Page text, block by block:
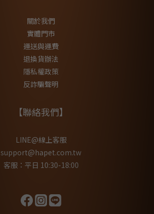
關於我們
實體門市
運送與運費
退換貨辦法
隱私權政策
反詐騙聲明
【聯絡我們】
LINE@線上客服
support@hapet.com.tw
客服：平日 10:30-18:00